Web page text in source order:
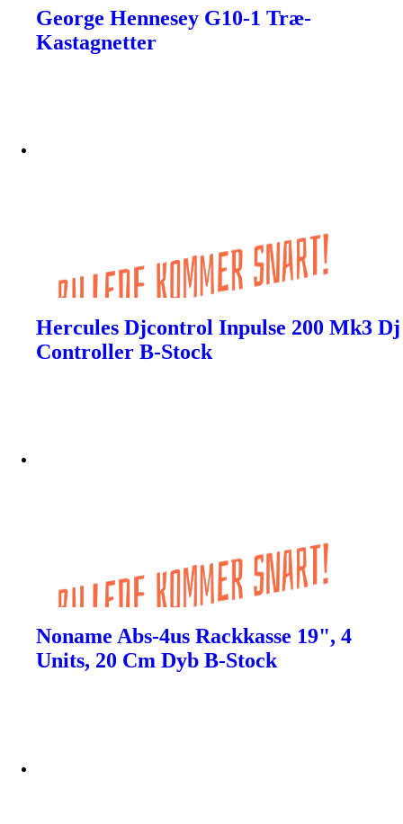
George Hennesey G10-1 Træ-
Kastagnetter
Hercules Djcontrol Inpulse 200 Mk3 Dj
Controller B-Stock
Noname Abs-4us Rackkasse 19", 4
Units, 20 Cm Dyb B-Stock